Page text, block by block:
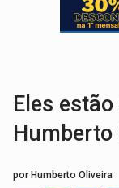
Eles
Humberto
por Humberto Oliveira